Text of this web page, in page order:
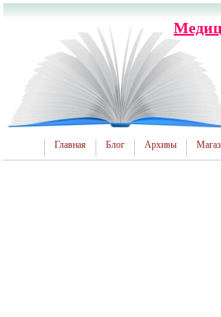
Главная Блог Архивы